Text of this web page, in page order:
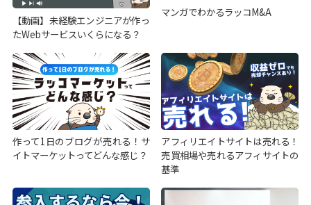
【動画】未経験エンジニアが作っ
たWebサービスいくらになる？
マンガでわかるラッコM&A
作って1日のブログが売れる！サ
イトマーケットってどんな感じ？
アフィリエイトサイトは売れる！
売買相場や売れるアフィサイトの
基準